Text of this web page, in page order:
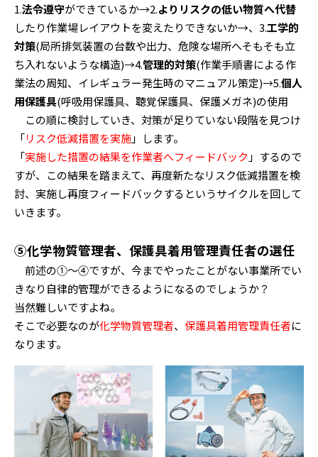
1.法令遵守ができているか→2.よりリスクの低い物質へ代替
したり作業場レイアウトを変えたりできないか→、3.工学的
対策(局所排気装置の台数や出力、危険な場所へそもそも立
ち入れないような構造)→4.管理的対策(作業手順書による作
業法の周知、イレギュラー発生時のマニュアル策定)→5.個人
用保護具(呼吸用保護具、聴覚保護具、保護メガネ)の使用
この順に検討していき、対策が足りていない段階を見つけ
「リスク低減措置を実施」します。
「実施した措置の結果を作業者へフィードバック 」するので
すが、この結果を踏まえて、再度新たなリスク低減措置を検
討、実施し再度フィードバックするというサイクルを回して
いきます。
⑤化学物質管理者、保護具着用管理責任者の選任
前述の①～④ですが、今までやったことがない事業所でい
きなり自律的管理ができるようになるのでしょうか？
当然難しいですよね。
そこで必要なのが化学物質管理者、 保護具着用管理責任者に
なります。